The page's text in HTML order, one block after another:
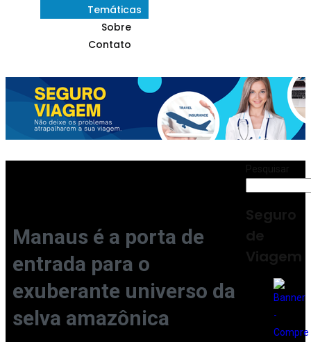
Temáticas
Sobre
Contato
Manaus é a porta de
entrada para o
exuberante universo da
selva amazônica
Pesquisar
Seguro
de
Viagem